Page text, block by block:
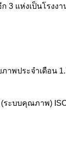
ก 3 แห่งเป็นโรงง
าพประจําเดือน
(ระบบคุณภาพ)